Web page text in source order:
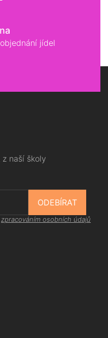
jídel
naší školy
ODEBÍRAT
zpracováním osobních údajů